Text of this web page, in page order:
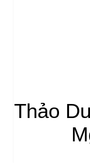
Thảo